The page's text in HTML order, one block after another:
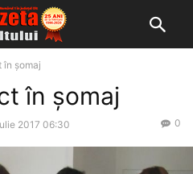
în șomaj
în șomaj
2017 06:30 0